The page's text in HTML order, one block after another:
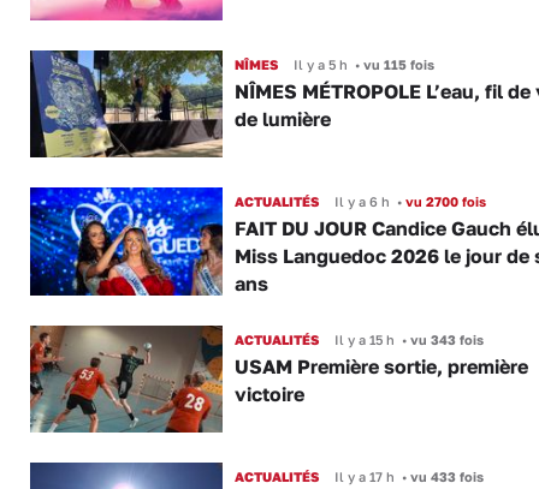
NÎMES Il y a 5 h •vu 115 fois
NÎMES MÉTROPOLE L’eau, fil de
de lumière
ACTUALITÉS Il y a 6 h •vu 2700 fois
FAIT DU JOUR Candice Gauch
Miss Languedoc 2026 le jour de
ans
ACTUALITÉS Il y a 15 h •vu 343 fois
USAM Première sortie, première
victoire
ACTUALITÉS Il y a 17 h •vu 433 fois